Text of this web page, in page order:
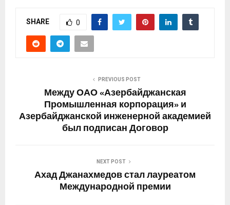
SHARE 0
PREVIOUS POST
Между ОАО «Азербайджанская
Промышленная корпорация» и
Азербайджанской инженерной академией
был подписан Договор
NEXT POST
Ахад Джанахмедов стал лауреатом
Международной премии